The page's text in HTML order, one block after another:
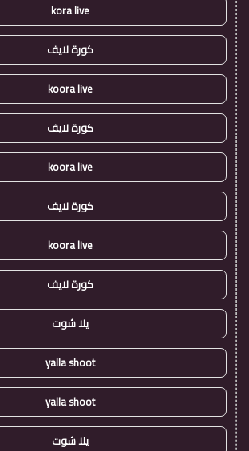
kora live
كورة لايف
koora live
كورة لايف
koora live
كورة لايف
koora live
كورة لايف
يلا شوت
yalla shoot
yalla shoot
يلا شوت